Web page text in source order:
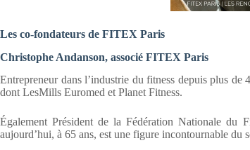
Les co-fondateurs de FITEX Paris
Christophe Andanson, associé FITEX Paris
Entrepreneur dans l’industrie du fitness depuis plus
dont LesMills Euromed et Planet Fitness.
Également Président de la Fédération Nationale du
aujourd’hui, à 65 ans, est une figure incontournable du